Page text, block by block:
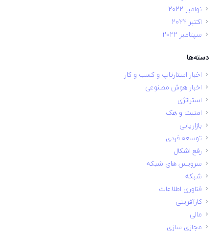
نوامبر 2022
اکتبر 2022
سپتامبر 2022
دسته‌ها
اخبار استارتاپ و کسب و کار
اخبار هوش مصنوعی
استراتژی
امنیت و هک
بازاریابی
توسعه فردی
رفع اشکال
سرویس های شبکه
شبکه
فناوری اطلاعات
کارآفرینی
مالی
مجازی سازی